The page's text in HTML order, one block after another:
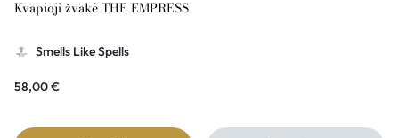
Kvapioji žvakė THE EMPRESS
Smells Like Spells
58,00€